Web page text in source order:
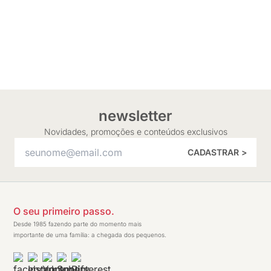
newsletter
Novidades, promoções e conteúdos exclusivos
CADASTRAR >
O seu primeiro passo.
Desde 1985 fazendo parte do momento mais
importante de uma família: a chegada dos pequenos.